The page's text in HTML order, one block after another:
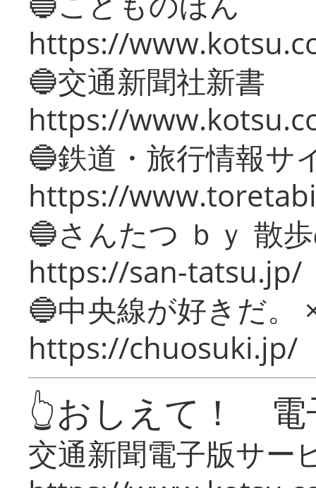
https://
🔵交通新聞社新書
https://
🔵鉄道・旅行情報サ
https://
🔵さんたつ ｂｙ 散
https://san-tatsu.jp/
🔵中央線が好きだ。
https://chuosuki.jp/
👆おしえて！ 電
交通新聞電子版サー